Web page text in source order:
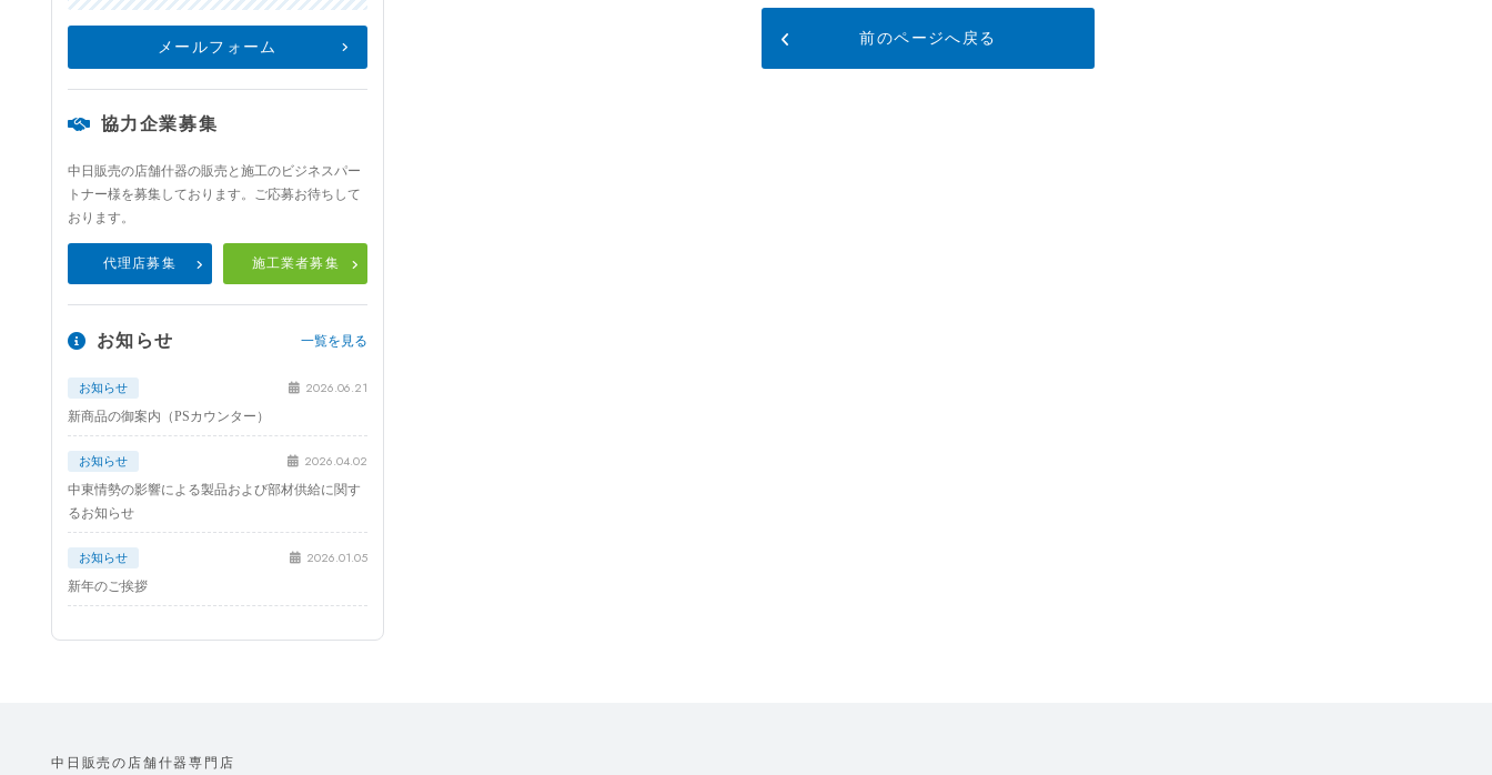
メールフォーム
協力企業募集
中日販売の店舗什器の販売と施工のビジネスパー
トナー様を募集しております。ご応募お待ちして
おります。
代理店募集 施工業者募集
お知らせ 一覧を見る
お知らせ 2026.06.21
新商品の御案内（PSカウンター）
お知らせ 2026.04.02
中東情勢の影響による製品および部材供給に関す
るお知らせ
お知らせ 2026.01.05
新年のご挨拶
前のページへ戻る
中日販売の店舗什器専門店